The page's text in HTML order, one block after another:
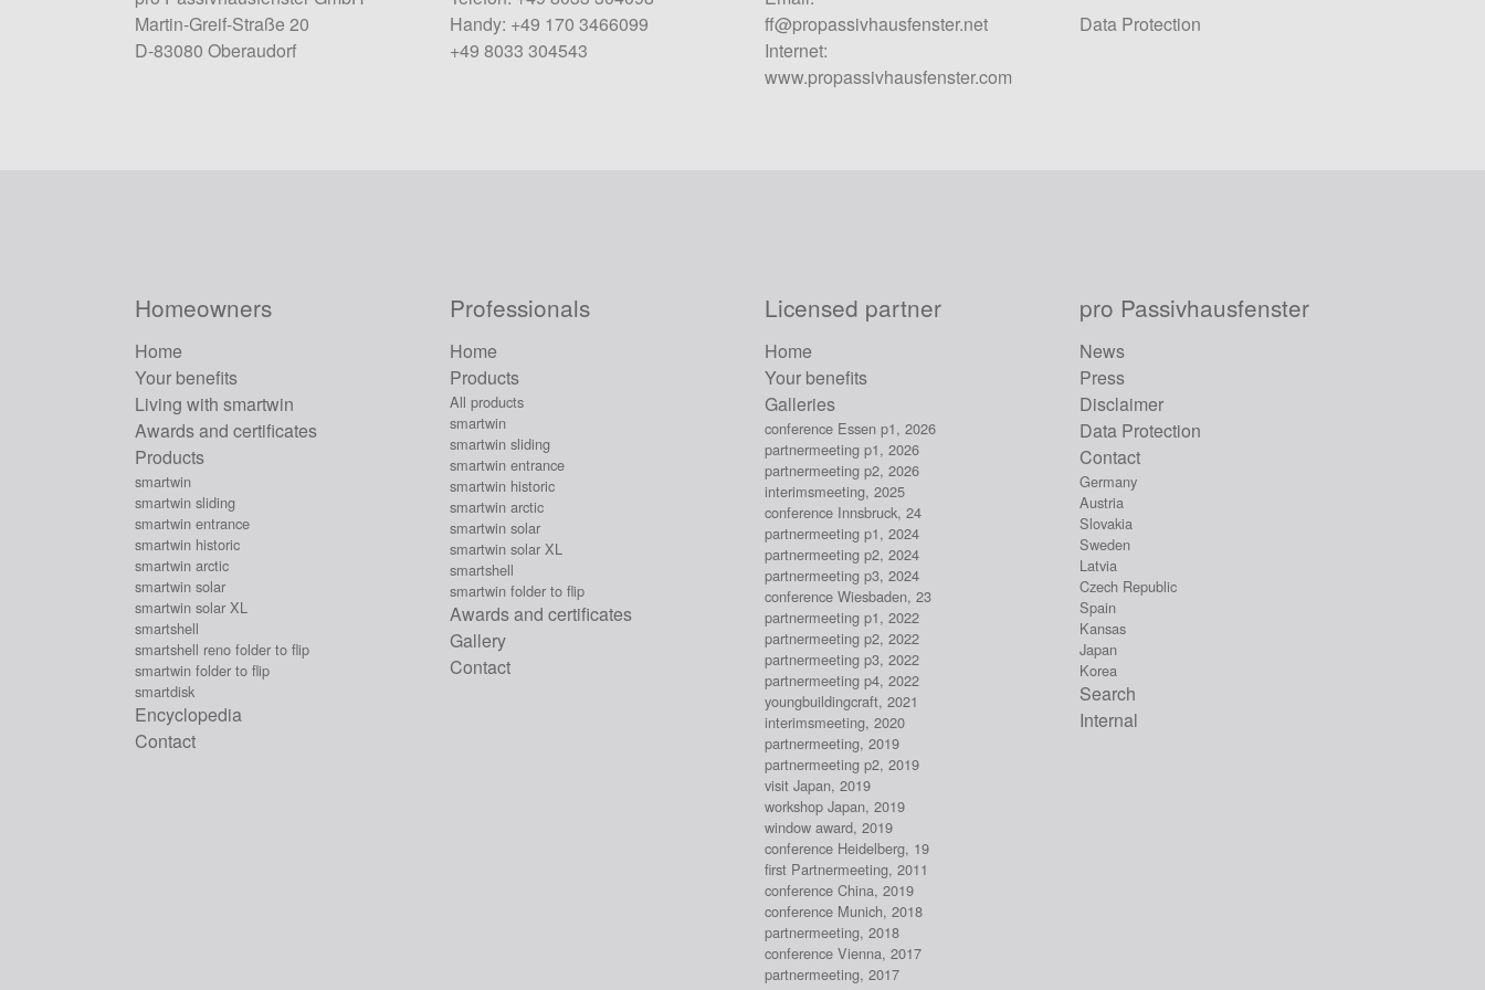
Martin-Greif-Straße 20
D-83080 Oberaudorf
Handy: +49 170 3466099
+49 8033 304543
ff@propassivhausfenster.net
Internet:
www.propassivhausfenster.com
Data Protection
Homeowners
Home
Your benefits
Living with smartwin
Awards and certificates
Products
smartwin
smartwin sliding
smartwin entrance
smartwin historic
smartwin arctic
smartwin solar
smartwin solar XL
smartshell
smartshell reno folder to flip
smartwin folder to flip
smartdisk
Encyclopedia
Contact
Professionals
Home
Products
All products
smartwin
smartwin sliding
smartwin entrance
smartwin historic
smartwin arctic
smartwin solar
smartwin solar XL
smartshell
smartwin folder to flip
Awards and certificates
Gallery
Contact
Licensed partner
Home
Your benefits
Galleries
conference Essen p1, 2026
partnermeeting p1, 2026
partnermeeting p2, 2026
interimsmeeting, 2025
conference Innsbruck, 24
partnermeeting p1, 2024
partnermeeting p2, 2024
partnermeeting p3, 2024
conference Wiesbaden, 23
partnermeeting p1, 2022
partnermeeting p2, 2022
partnermeeting p3, 2022
partnermeeting p4, 2022
youngbuildingcraft, 2021
interimsmeeting, 2020
partnermeeting, 2019
partnermeeting p2, 2019
visit Japan, 2019
workshop Japan, 2019
window award, 2019
conference Heidelberg, 19
first Partnermeeting, 2011
conference China, 2019
conference Munich, 2018
partnermeeting, 2018
conference Vienna, 2017
partnermeeting, 2017
pro Passivhausfenster
News
Press
Disclaimer
Data Protection
Contact
Germany
Austria
Slovakia
Sweden
Latvia
Czech Republic
Spain
Kansas
Japan
Korea
Search
Internal